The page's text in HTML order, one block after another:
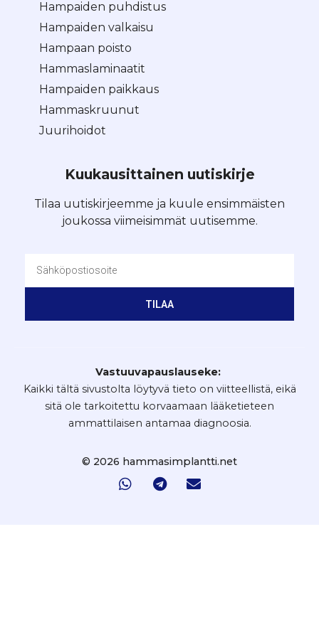
Hampaiden puhdistus
Hampaiden valkaisu
Hampaan poisto
Hammaslaminaatit
Hampaiden paikkaus
Hammaskruunut
Juurihoidot
Kuukausittainen uutiskirje
Tilaa uutiskirjeemme ja kuule ensimmäisten
joukossa viimeisimmät uutisemme.
TILAA
Vastuuvapauslauseke:
Kaikki tältä sivustolta löytyvä tieto on viitteellistä, eikä
sitä ole tarkoitettu korvaamaan lääketieteen
ammattilaisen antamaa diagnoosia.
© 2026 hammasimplantti.net